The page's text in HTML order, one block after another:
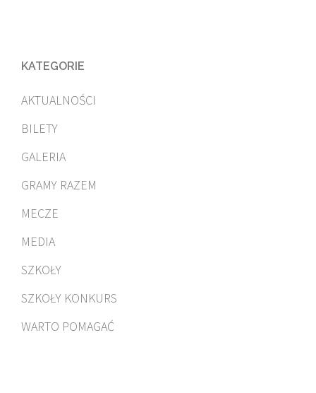
KATEGORIE
AKTUALNOŚCI
BILETY
GALERIA
GRAMY RAZEM
MECZE
MEDIA
SZKOŁY
SZKOŁY KONKURS
WARTO POMAGAĆ